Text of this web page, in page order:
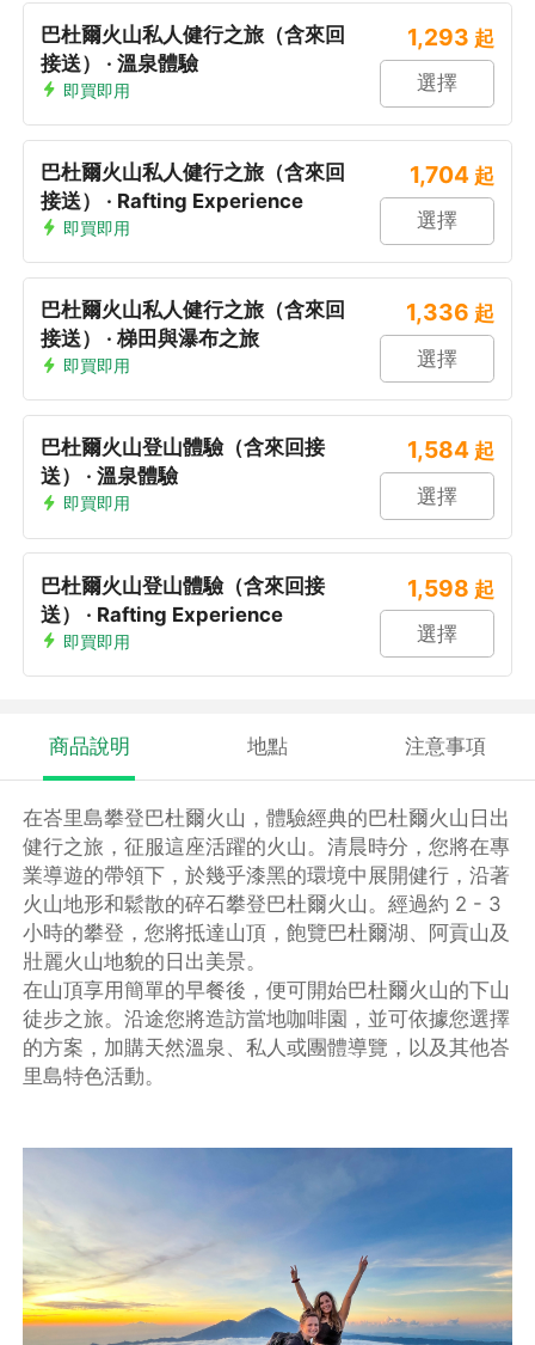
巴杜爾火山私人健行之旅（含來回
接送） · 溫泉體驗
即買即用
1,293 起
選擇
巴杜爾火山私人健行之旅（含來回
接送） · Rafting Experience
即買即用
1,704 起
選擇
巴杜爾火山私人健行之旅（含來回
接送） · 梯田與瀑布之旅
即買即用
1,336 起
選擇
巴杜爾火山登山體驗（含來回接
送） · 溫泉體驗
即買即用
1,584 起
選擇
巴杜爾火山登山體驗（含來回接
送） · Rafting Experience
即買即用
1,598 起
選擇
商品說明 地點 注意事項
在峇里島攀登巴杜爾火山，體驗經典的巴杜爾火山日出
健行之旅，征服這座活躍的火山。清晨時分，您將在專
業導遊的帶領下，於幾乎漆黑的環境中展開健行，沿著
火山地形和鬆散的碎石攀登巴杜爾火山。經過約 2 - 3
小時的攀登，您將抵達山頂，飽覽巴杜爾湖、阿貢山及
壯麗火山地貌的日出美景。
在山頂享用簡單的早餐後，便可開始巴杜爾火山的下山
徒步之旅。沿途您將造訪當地咖啡園，並可依據您選擇
的方案，加購天然溫泉、私人或團體導覽，以及其他峇
里島特色活動。